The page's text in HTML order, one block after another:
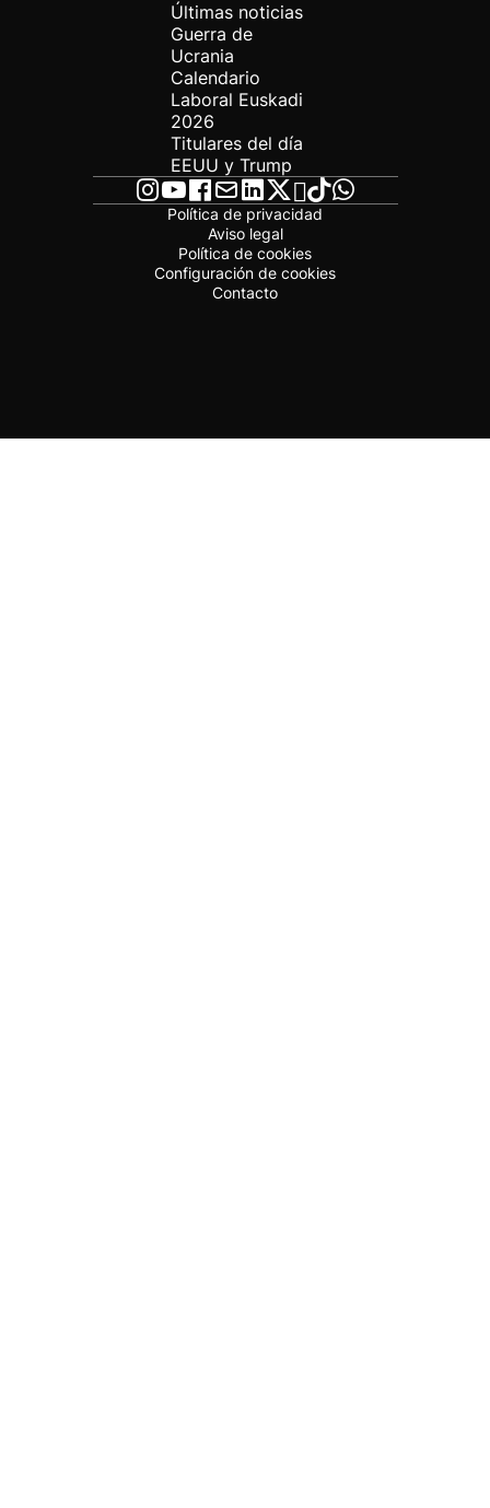
Últimas noticias
Guerra de
Ucrania
Calendario
Laboral Euskadi
2026
Titulares del día
EEUU y Trump
Política de privacidad
Aviso legal
Política de cookies
Configuración de cookies
Contacto